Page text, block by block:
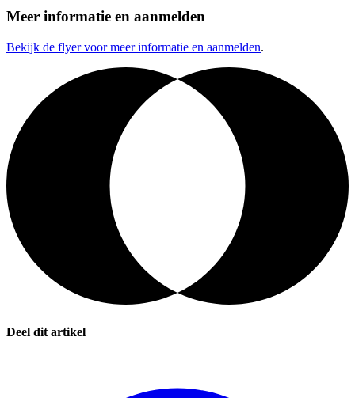
Meer informatie en aanmelden
Bekijk de flyer voor meer informatie en aanmelden.
Deel dit artikel